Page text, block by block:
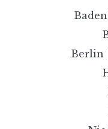
Berlin